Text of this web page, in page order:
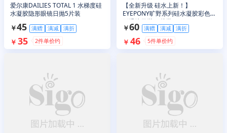
爱尔康DAILIES TOTAL 1 水梯度硅
水凝胶隐形眼镜日抛5片装
￥45 满赠 满减 满折
￥ 35 2件单价约
【全新升级 硅水上新！】
EYEPONY旷野系列硅水凝胶彩色隐
形眼镜日抛10片装
￥60 满赠 满减 满折
￥ 46 5件单价约